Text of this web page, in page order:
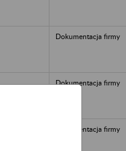
Dokumentacja firmy
Dokumentacja firmy
Dokumentacja firmy